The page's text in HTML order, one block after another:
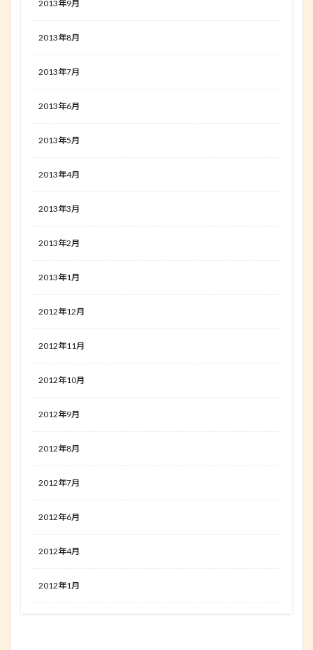
2013年9月
2013年8月
2013年7月
2013年6月
2013年5月
2013年4月
2013年3月
2013年2月
2013年1月
2012年12月
2012年11月
2012年10月
2012年9月
2012年8月
2012年7月
2012年6月
2012年4月
2012年1月